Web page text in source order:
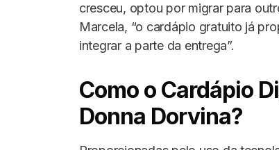
cresceu, optou por migrar para
Marcela, “o cardápio gratuito já
integrar a parte da entrega”.
Como o Cardápio
Donna Dorvina?